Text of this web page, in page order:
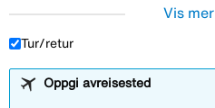
Vis mer
Tur/retur
Oppgi avreisested